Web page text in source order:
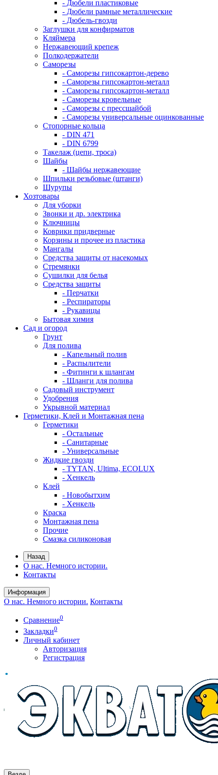
- Дюбели пластиковые
- Дюбели рамные металлические
- Дюбель-гвозди
Заглушки для конфирматов
Кляймера
Нержавеющий крепеж
Полкодержатели
Саморезы
- Саморезы гипсокартон-дерево
- Саморезы гипсокартон-металл
- Саморезы гипсокартон-металл
- Саморезы кровельные
- Саморезы с прессшайбой
- Саморезы универсальные оцинкованные
Стопорные кольца
- DIN 471
- DIN 6799
Такелаж (цепи, троса)
Шайбы
- Шайбы нержавеющие
Шпильки резьбовые (штанги)
Шурупы
Хозтовары
Для уборки
Звонки и др. электрика
Ключницы
Коврики придверные
Корзины и прочее из пластика
Мангалы
Средства защиты от насекомых
Стремянки
Сушилки для белья
Средства защиты
- Перчатки
- Респираторы
- Рукавицы
Бытовая химия
Сад и огород
Грунт
Для полива
- Капельный полив
- Распылители
- Фитинги к шлангам
- Шланги для полива
Садовый инструмент
Удобрения
Укрывной материал
Герметики, Клей и Монтажная пена
Герметики
- Остальные
- Санитарные
- Универсальные
Жидкие гвозди
- TYTAN, Ultima, ECOLUX
- Хенкель
Клей
- Новобытхим
- Хенкель
Краска
Монтажная пена
Прочие
Смазка силиконовая
Назад
О нас. Немного истории.
Контакты
Информация
О нас. Немного истории. Контакты
Сравнение0
Закладки0
Личный кабинет
Авторизация
Регистрация